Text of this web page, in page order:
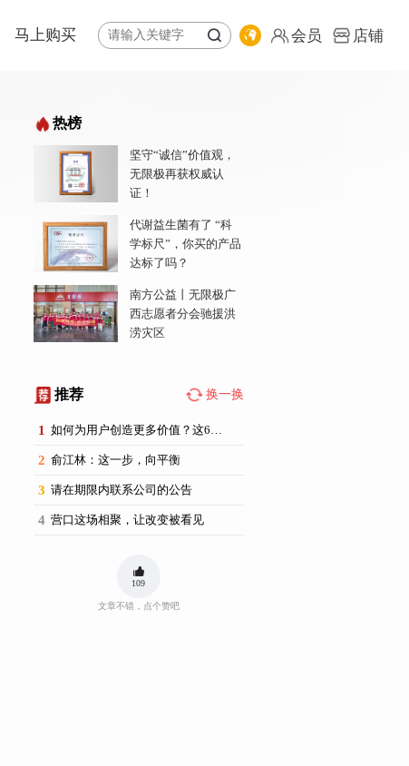
马上购买
全球购
专卖店地图
会员 店铺
热榜
坚守“诚信”价值观，
无限极再获权威认
证！
代谢益生菌有了 “科
学标尺”，你买的产品
达标了吗？
南方公益丨无限极广
西志愿者分会驰援洪
涝灾区
推荐 换一换
1 如何为用户创造更多价值？这6场思享荟提供了新思路
2 俞江林：这一步，向平衡
3 请在期限内联系公司的公告
4 营口这场相聚，让改变被看见
109
文章不错，点个赞吧